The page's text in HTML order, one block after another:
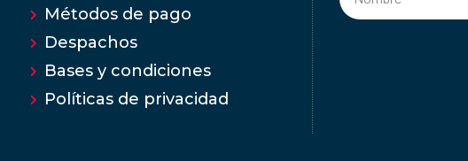
Métodos de pago
Despachos
Bases y condiciones
Políticas de privacidad